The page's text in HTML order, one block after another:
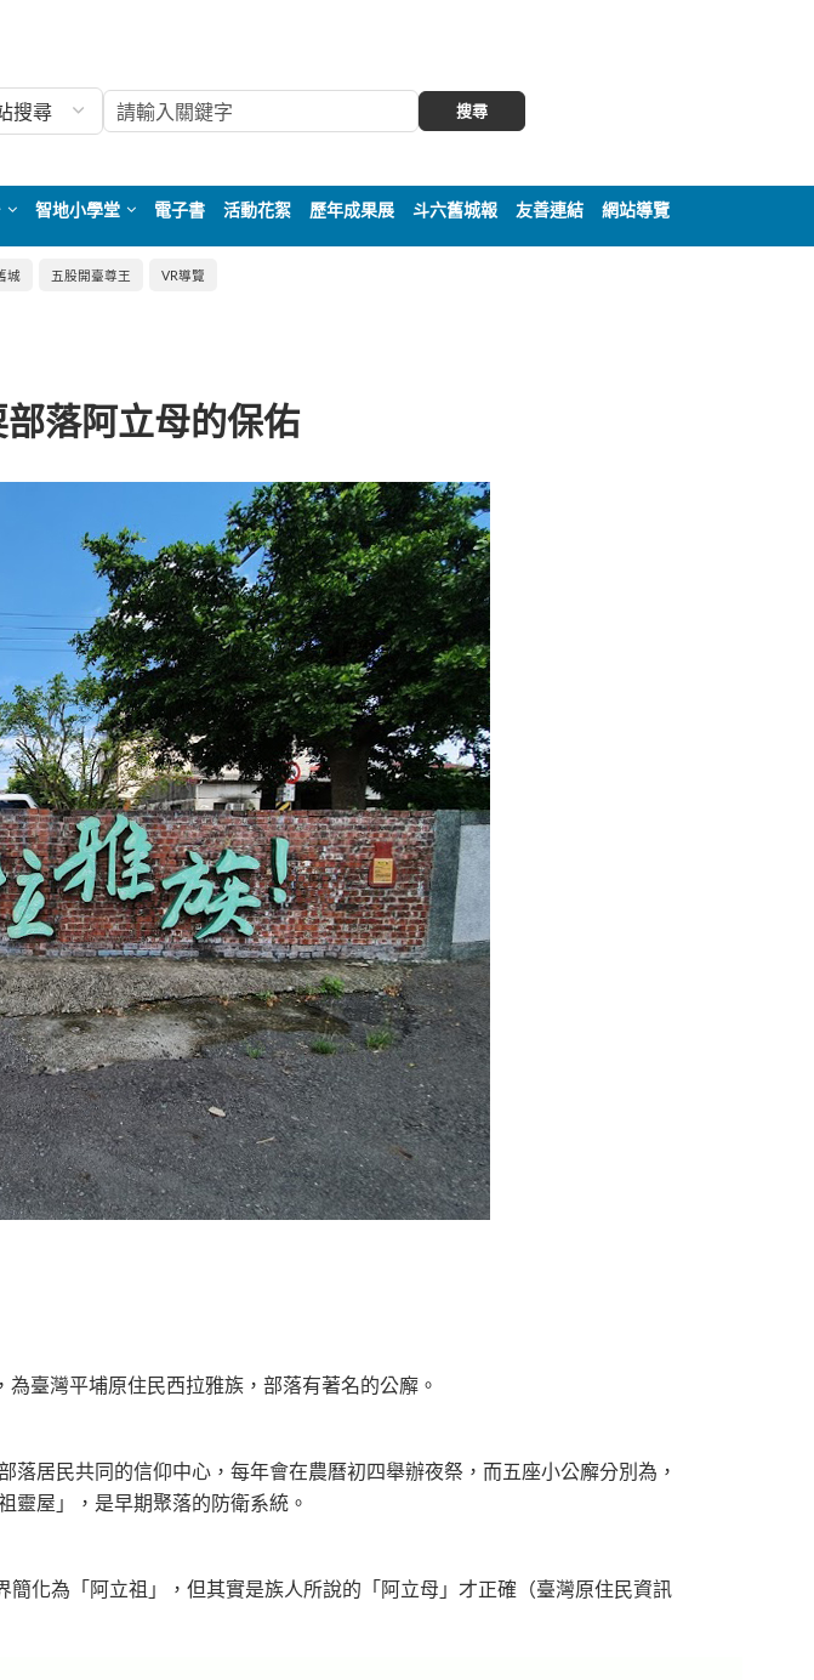
搜尋
智地小學堂 電子書 活動花絮 歷年成果展 斗六舊城報 友善連結 網站導覽
城 五股開臺尊王 VR導覽
部落阿立母的保佑
臺灣平埔原住民西拉雅族，部落有著名的公廨。
居民共同的信仰中心，每年會在農曆初四舉辦夜祭，而五座小公廨分別為，
靈屋」，是早期聚落的防衛系統。
化為「阿立祖」，但其實是族人所說的「阿立母」才正確（臺灣原住民資訊